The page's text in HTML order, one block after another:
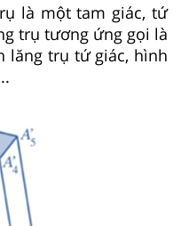
là một tam giác, tứ
trụ tương ứng gọi là
lăng trụ tứ giác, hình